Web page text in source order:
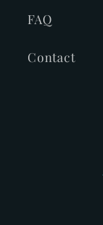
FAQ
Contact